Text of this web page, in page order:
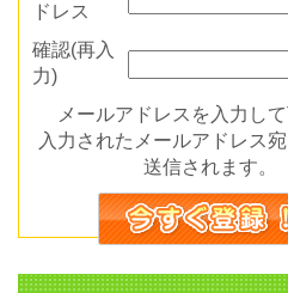
ドレス
確認(再入
力)
メールアドレスを入力して
入力されたメールアドレス
送信されます。